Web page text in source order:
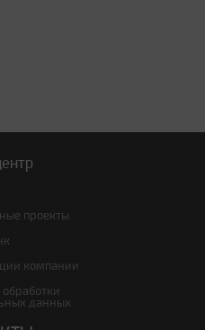
проекты
компании
данных